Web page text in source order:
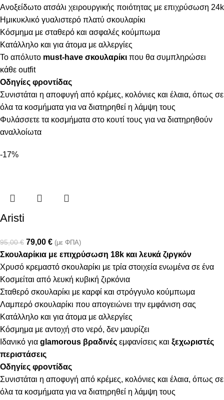
Ανοξείδωτο ατσάλι χειρουργικής ποιότητας με επιχρύσωση 24k
Ημικυκλικό γυαλιστερό πλατύ σκουλαρίκι
Κόσμημα με σταθερό και ασφαλές κούμπωμα
Κατάλληλο και για άτομα με αλλεργίες
Το απόλυτο must-have σκουλαρίκι που θα συμπληρώσει
κάθε outfit
Οδηγίες φροντίδας
Συνιστάται η αποφυγή από κρέμες, κολόνιες και έλαια, όπως σε
όλα τα κοσμήματα για να διατηρηθεί η λάμψη τους
Φυλάσσετε τα κοσμήματα στο κουτί τους για να διατηρηθούν
αναλλοίωτα
-17%
Aristi
95,00€ 79,00 € (με ΦΠΑ)
Σκουλαρίκια με επιχρύσωση 18k και λευκά ζιργκόν
Χρυσό κρεμαστό σκουλαρίκι με τρία στοιχεία ενωμένα σε ένα
Κοσμείται από λευκή κυβική ζιρκόνια
Σταθερό σκουλαρίκι με καρφί και στρόγγυλο κούμπωμα
Λαμπερό σκουλαρίκι που απογειώνει την εμφάνιση σας
Κατάλληλο και για άτομα με αλλεργίες
Κόσμημα με αντοχή στο νερό, δεν μαυρίζει
Ιδανικό για glamorous βραδινές εμφανίσεις και ξεχωριστές
περιστάσεις
Οδηγίες φροντίδας
Συνιστάται η αποφυγή από κρέμες, κολόνιες και έλαια, όπως σε
όλα τα κοσμήματα για να διατηρηθεί η λάμψη τους